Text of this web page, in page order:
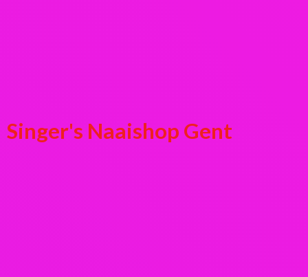
Singer's Naaishop Gent